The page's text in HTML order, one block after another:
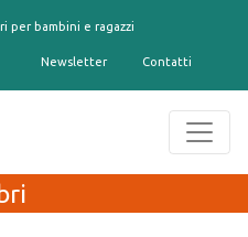
per bambini e ragazzi
Newsletter Contatti